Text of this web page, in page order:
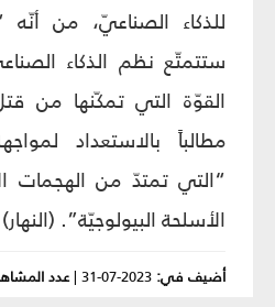
للذكاء الصناعيّ، من
ستتمتّع نظم الذكاء
القوّة التي تمكّنها من
مطالباً بالاستعداد
“التي تمتدّ من الهجمات
الأسلحة البيولوجيّة”. (النهار)
أضيف في: 2023-07-31
|عدد